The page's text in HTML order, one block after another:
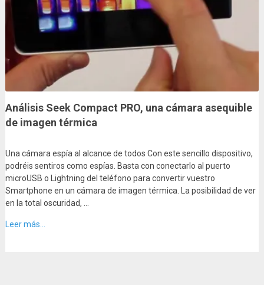
Análisis Seek Compact PRO, una cámara asequible
de imagen térmica
Una cámara espía al alcance de todos Con este sencillo dispositivo,
podréis sentiros como espías. Basta con conectarlo al puerto
microUSB o Lightning del teléfono para convertir vuestro
Smartphone en un cámara de imagen térmica. La posibilidad de ver
en la total oscuridad, …
Leer más...